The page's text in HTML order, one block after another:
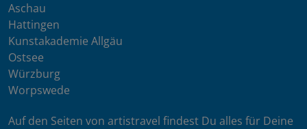
Aschau
Hattingen
Kunstakademie Allgäu
Ostsee
Würzburg
Worpswede
Auf den Seiten von artistravel findest Du alles für Deine